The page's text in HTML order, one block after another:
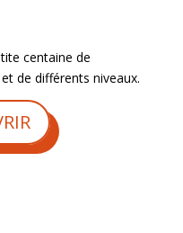
centaine de
de différents niveaux.